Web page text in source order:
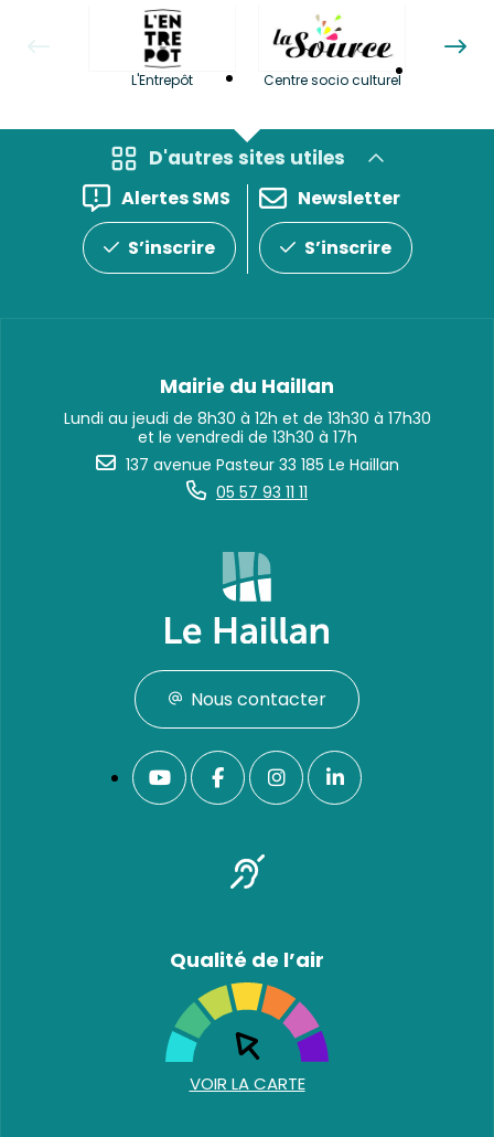
L'Entrepôt Centre socio culturel
D'autres sites utiles
Alertes SMS
S’inscrire
Newsletter
S’inscrire
Mairie du Haillan
Lundi au jeudi de 8h30 à 12h et de 13h30 à 17h30
et le vendredi de 13h30 à 17h
137 avenue Pasteur 33 185 Le Haillan
05 57 93 11 11
Nous contacter
Qualité de l’air
VOIR LA CARTE